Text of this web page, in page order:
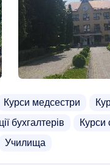
Курси медсестри
бухгалтерів
Курси
Училища